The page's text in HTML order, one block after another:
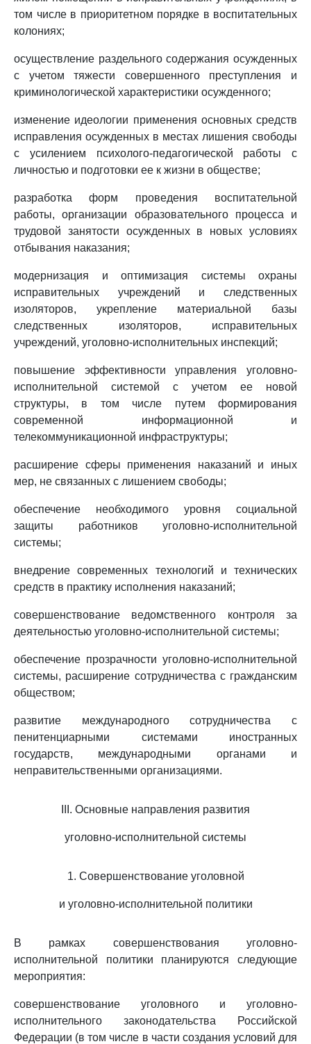
том числе в приоритетном порядке в воспитательных
колониях;
осуществление раздельного содержания осужденных
с учетом тяжести совершенного преступления и
криминологической характеристики осужденного;
изменение идеологии применения основных средств
исправления осужденных в местах лишения свободы
с усилением психолого-педагогической работы с
личностью и подготовки ее к жизни в обществе;
разработка форм проведения воспитательной
работы, организации образовательного процесса и
трудовой занятости осужденных в новых условиях
отбывания наказания;
модернизация и оптимизация системы охраны
исправительных учреждений и следственных
изоляторов, укрепление материальной базы
следственных изоляторов, исправительных
учреждений, уголовно-исполнительных инспекций;
повышение эффективности управления уголовно-
исполнительной системой с учетом ее новой
структуры, в том числе путем формирования
современной информационной и
телекоммуникационной инфраструктуры;
расширение сферы применения наказаний и иных
мер, не связанных с лишением свободы;
обеспечение необходимого уровня социальной
защиты работников уголовно-исполнительной
системы;
внедрение современных технологий и технических
средств в практику исполнения наказаний;
совершенствование ведомственного контроля за
деятельностью уголовно-исполнительной системы;
обеспечение прозрачности уголовно-исполнительной
системы, расширение сотрудничества с гражданским
обществом;
развитие международного сотрудничества с
пенитенциарными системами иностранных
государств, международными органами и
неправительственными организациями.
III. Основные направления развития
уголовно-исполнительной системы
1. Совершенствование уголовной
и уголовно-исполнительной политики
В рамках совершенствования уголовно-
исполнительной политики планируются следующие
мероприятия:
совершенствование уголовного и уголовно-
исполнительного законодательства Российской
Федерации (в том числе в части создания условий для